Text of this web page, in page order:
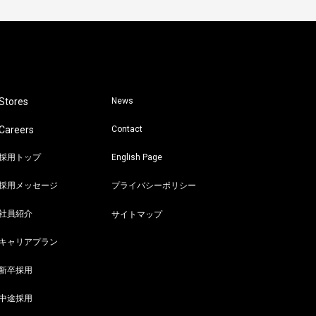
用トップ
用メッセージ
員紹介
ャリアプラン
卒採用
途採用
News
Contact
English Page
プライバシーポリシー
サイトマップ